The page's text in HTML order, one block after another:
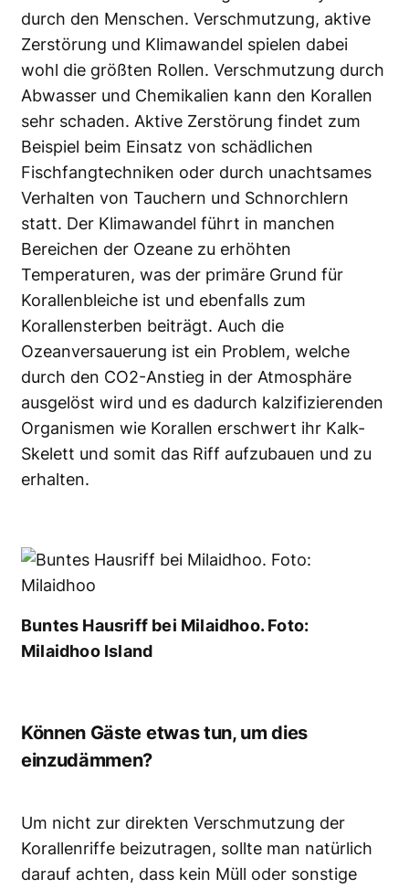
durch den Menschen. Verschmutzung, aktive
Zerstörung und Klimawandel spielen dabei
wohl die größten Rollen. Verschmutzung durch
Abwasser und Chemikalien kann den Korallen
sehr schaden. Aktive Zerstörung findet zum
Beispiel beim Einsatz von schädlichen
Fischfangtechniken oder durch unachtsames
Verhalten von Tauchern und Schnorchlern
statt. Der Klimawandel führt in manchen
Bereichen der Ozeane zu erhöhten
Temperaturen, was der primäre Grund für
Korallenbleiche ist und ebenfalls zum
Korallensterben beiträgt. Auch die
Ozeanversauerung ist ein Problem, welche
durch den CO2-Anstieg in der Atmosphäre
ausgelöst wird und es dadurch kalzifizierenden
Organismen wie Korallen erschwert ihr Kalk-
Skelett und somit das Riff aufzubauen und zu
erhalten.
Buntes Hausriff bei Milaidhoo. Foto:
Milaidhoo Island
Können Gäste etwas tun, um dies
einzudämmen?
Um nicht zur direkten Verschmutzung der
Korallenriffe beizutragen, sollte man natürlich
darauf achten, dass kein Müll oder sonstige